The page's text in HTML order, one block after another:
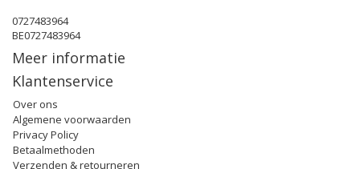
0727483964
BE0727483964
Meer informatie
Klantenservice
Over ons
Algemene voorwaarden
Privacy Policy
Betaalmethoden
Verzenden & retourneren